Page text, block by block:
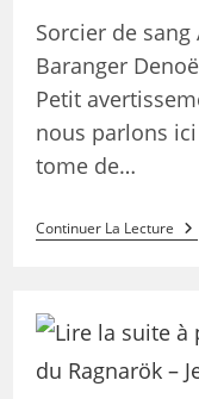
Sorcier de sang
Baranger
Petit
nous parlons
tome de…
Continuer La Lecture